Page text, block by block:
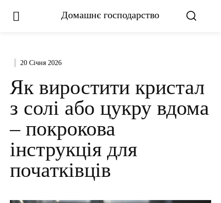
Домашнє господарство
20 Січня 2026
Як виростити кристал
з солі або цукру вдома
– покрокова
інструкція для
початківців